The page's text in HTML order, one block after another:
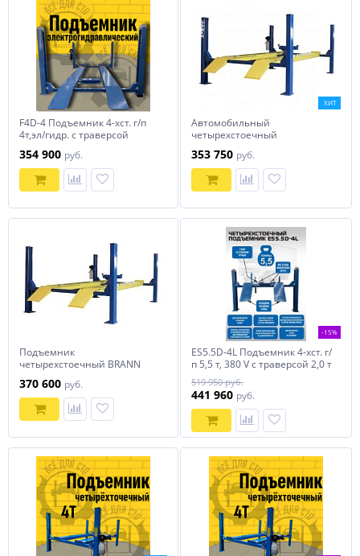
F4D-4 Подъемник 4-хст. г/п
4т,эл/гидр. с траверсой
354 900 руб.
ХИТ
Автомобильный
четырехстоечный
(380B) для сход-развала
353 750 руб.
Подъемник
четырехстоечный BRANN
370 600 руб.
-15%
ES5.5D-4L Подъемник 4-хст. г/
п 5,5 т, 380 V с траверсой 2,0 т
519 950 руб.
441 960 руб.